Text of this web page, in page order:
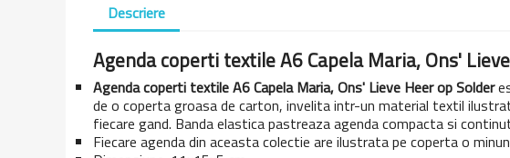
Descriere
Agenda coperti textile A6 Capela Maria, Ons'
Agenda coperti textile A6 Capela Maria, Ons' Lieve Heer op Solder
de o coperta groasa de carton, invelita intr-un material textil
fiecare gand. Banda elastica pastreaza agenda compacta si
Fiecare agenda din aceasta colectie are ilustrata pe coperta o